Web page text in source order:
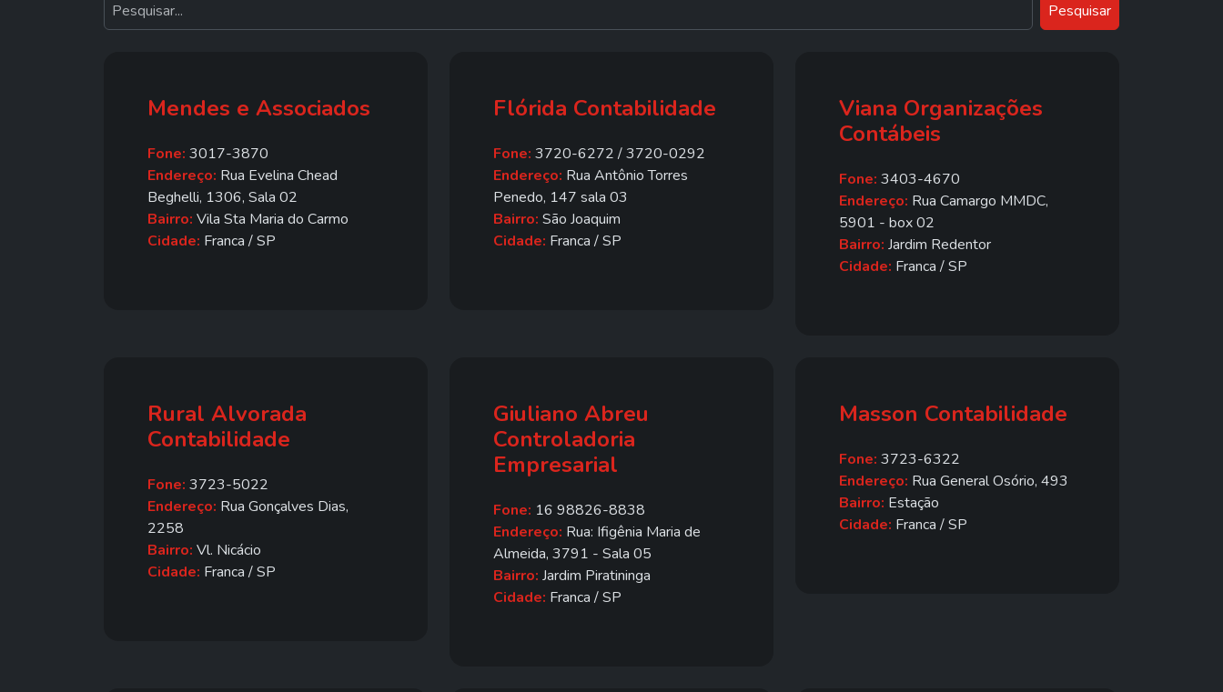
Pesquisar
Mendes e Associados
Fone: 3017-3870
Endereço: Rua Evelina Chead
Beghelli, 1306, Sala 02
Bairro: Vila Sta Maria do Carmo
Cidade: Franca / SP
Flórida Contabilidade
Fone: 3720-6272 / 3720-0292
Endereço: Rua Antônio Torres
Penedo, 147 sala 03
Bairro: São Joaquim
Cidade: Franca / SP
Viana Organizações
Contábeis
Fone: 3403-4670
Endereço: Rua Camargo MMDC,
5901 - box 02
Bairro: Jardim Redentor
Cidade: Franca / SP
Rural Alvorada
Contabilidade
Fone: 3723-5022
Endereço: Rua Gonçalves Dias,
2258
Bairro: Vl. Nicácio
Cidade: Franca / SP
Giuliano Abreu
Controladoria
Empresarial
Fone: 16 98826-8838
Endereço: Rua: Ifigênia Maria de
Almeida, 3791 - Sala 05
Bairro: Jardim Piratininga
Cidade: Franca / SP
Masson Contabilidade
Fone: 3723-6322
Endereço: Rua General Osório, 493
Bairro: Estação
Cidade: Franca / SP